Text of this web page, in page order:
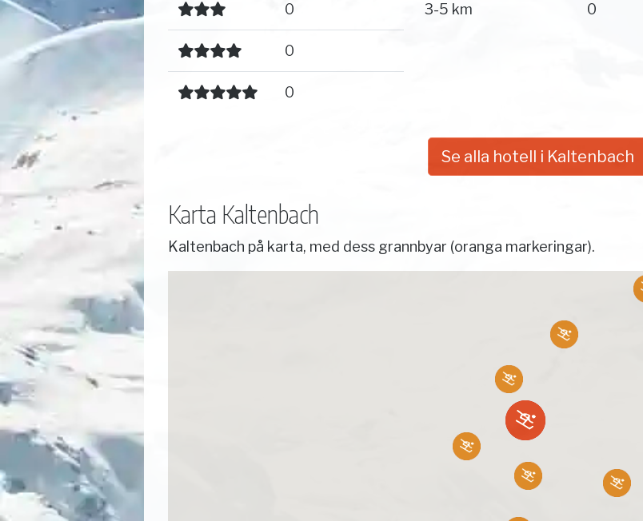
0
0
0
3-5 km 0
Se alla hotell i Kaltenbach
Karta Kaltenbach
Kaltenbach på karta, med dess grannbyar (oranga markeringar).